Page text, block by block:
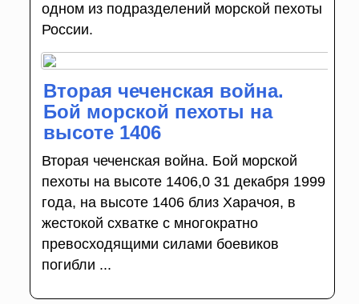
одном из подразделений морской пехоты
России.
Вторая чеченская война.
Бой морской пехоты на
высоте 1406
Вторая чеченская война. Бой морской
пехоты на высоте 1406,0 31 декабря 1999
года, на высоте 1406 близ Харачоя, в
жестокой схватке с многократно
превосходящими силами боевиков
погибли ...